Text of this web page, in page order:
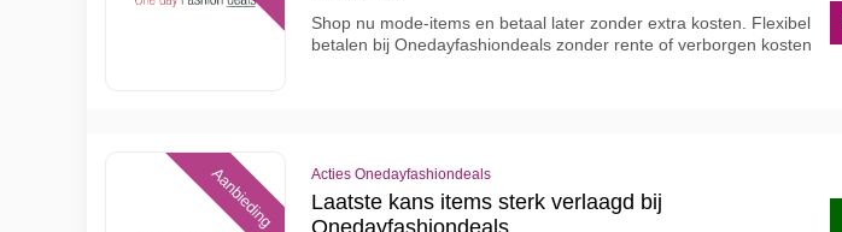
Shop nu mode-items en betaal later zonder extra kosten. Flexibel
betalen bij Onedayfashiondeals zonder rente of verborgen kosten
Aanbieding Acties Onedayfashiondeals
Laatste kans items sterk verlaagd bij
Onedayfashiondeals